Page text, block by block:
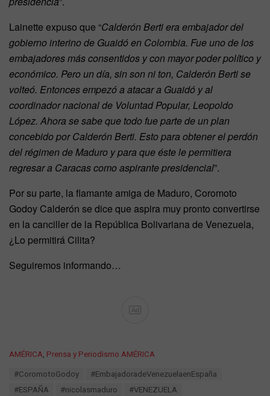
Lainette expuso que “Calderón Berti era embajador del
gobierno interino de Guaidó en Colombia. Fue uno de los
embajadores más consentidos y con mayor poder político y
económico. Pero un día, sin son ni ton, Calderón Berti se
volteó. Entonces empezó a atacar a Guaidó y al
coordinador nacional de Voluntad Popular, Leopoldo
López. Ahora se sabe que todo fue parte de un plan
concebido por Calderón Berti. Esto para obtener el perdón
del régimen de Maduro y para que éste le permitiera
regresar a Caracas como aspirante presidencial”.
Por su parte, la flamante amiga de Maduro, Coromoto
Godoy Calderón se dice que aspira muy pronto convertirse
en la canciller de la República Bolivariana de Venezuela,
¿Lo permitirá Cilita?
Seguiremos informando…
Ad
C
AMÉRICA Prensa y Periodismo AMÉRICA
#CoromotoGodoy
#EmbajadoradeVenezuelaenEspaña
#ESPAÑA
#nicolasmaduro #VENEZUELA